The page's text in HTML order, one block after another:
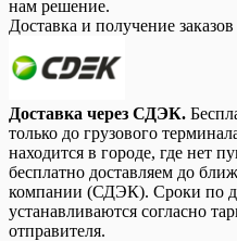
нам решение.
Доставка и получение заказов
Доставка через СДЭК.
только до грузового
находится в городе, где нет
бесплатно доставляем до
компании (СДЭК). Сроки по
устанавливаются согласно
отправителя.